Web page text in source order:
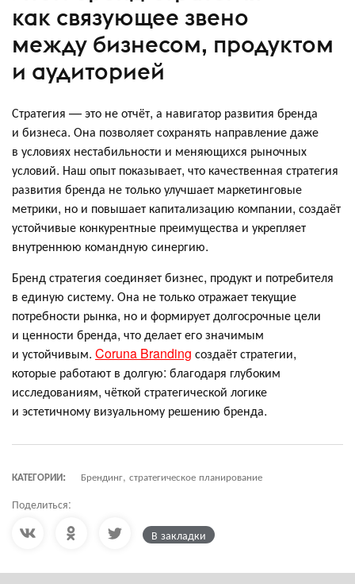
как связующее звено
между бизнесом, продуктом
и аудиторией
Стратегия — это не отчёт, а навигатор развития бренда
и бизнеса. Она позволяет сохранять направление даже
в условиях нестабильности и меняющихся рыночных
условий. Наш опыт показывает, что качественная стратегия
развития бренда не только улучшает маркетинговые
метрики, но и повышает капитализацию компании, создаёт
устойчивые конкурентные преимущества и укрепляет
внутреннюю командную синергию.
Бренд стратегия соединяет бизнес, продукт и потребителя
в единую систему. Она не только отражает текущие
потребности рынка, но и формирует долгосрочные цели
и ценности бренда, что делает его значимым
и устойчивым. Coruna Branding создаёт стратегии,
которые работают в долгую: благодаря глубоким
исследованиям, чёткой стратегической логике
и эстетичному визуальному решению бренда.
КАТЕГОРИИ: Брендинг, стратегическое планирование
Поделиться:
В закладки